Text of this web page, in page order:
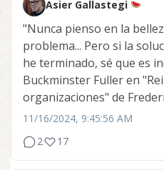
Asier Gallastegi
"Nunca pienso en la
problema... Pero si la
he terminado, sé que es
Buckminster Fuller en
organizaciones" de
11/16/2024, 9:45:56 AM
2
17